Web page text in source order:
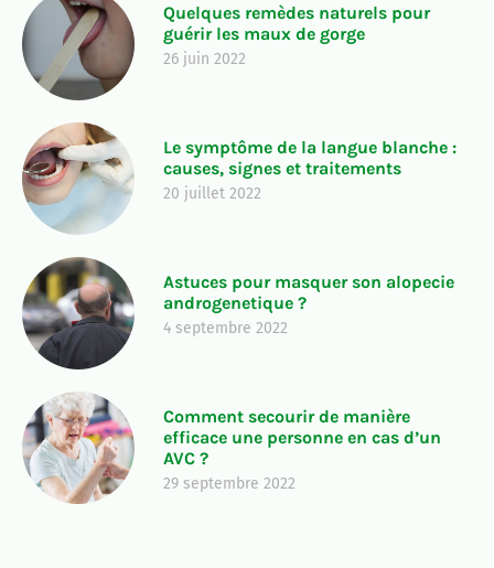
Quelques remèdes naturels pour
guérir les maux de gorge
26 juin 2022
Le symptôme de la langue blanche :
causes, signes et traitements
20 juillet 2022
Astuces pour masquer son alopecie
androgenetique ?
4 septembre 2022
Comment secourir de manière
efficace une personne en cas d’un
AVC ?
29 septembre 2022